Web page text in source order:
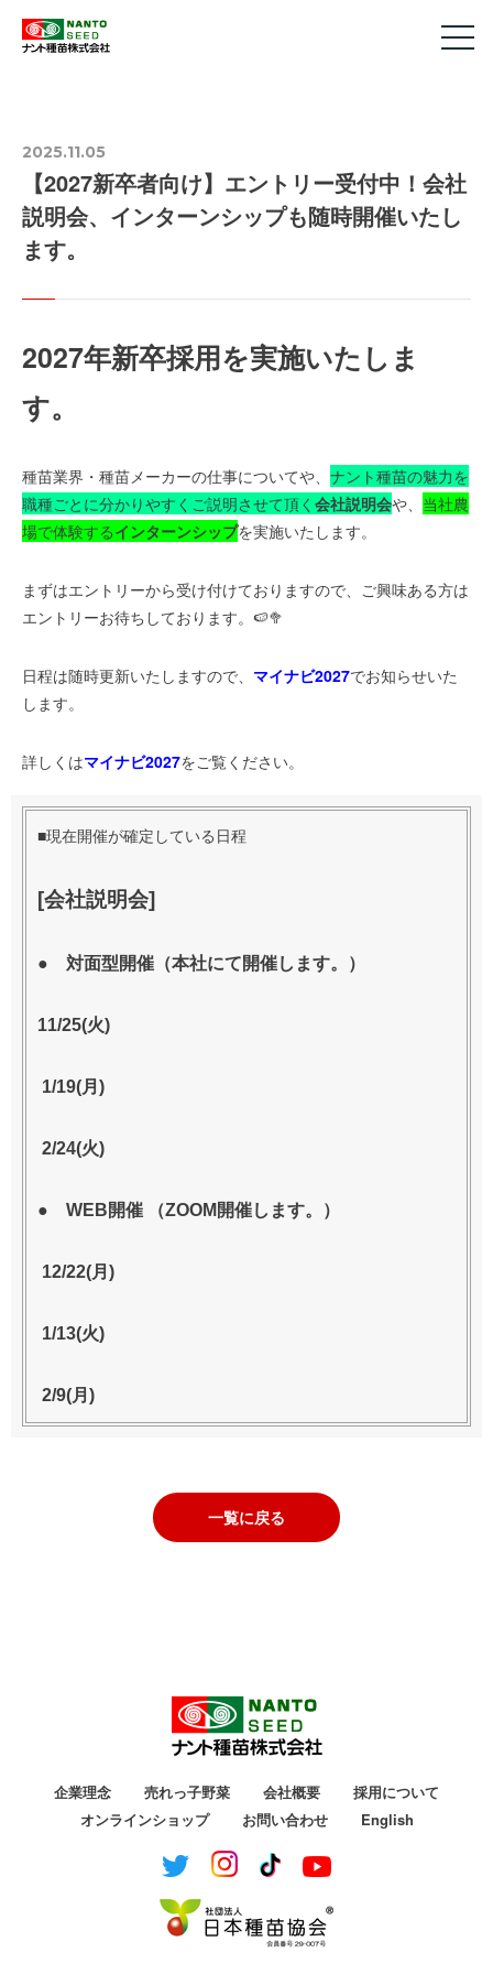
2025.11.05
【2027新卒者向け】エントリー受付中！会社
説明会、インターンシップも随時開催いたし
ます。
2027年新卒採用を実施いたしま
す。
種苗業界・種苗メーカーの仕事についてや、 ナント種苗の魅力を
職種ごとに分かりやすくご説明させて頂く 会社説明会や、 当社農
場で体験するインターンシップを実施いたします。
まずはエントリーから受け付けておりますので、ご興味ある方は
エントリーお待ちしております。🍉🥦
日程は随時更新いたしますので、 マイナビ2027でお知らせいた
します。
詳しくはマイナビ2027をご覧ください。
■現在開催が確定している日程
[会社説明会]
● 対面型開催（本社にて開催します。）
11/25(火)
1/19(月)
2/24(火)
● WEB開催 （ZOOM開催します。）
12/22(月)
1/13(火)
2/9(月)
一覧に戻る
企業理念 売れっ子野菜 会社概要
採用について
オンラインショップ
お問い合わせ English